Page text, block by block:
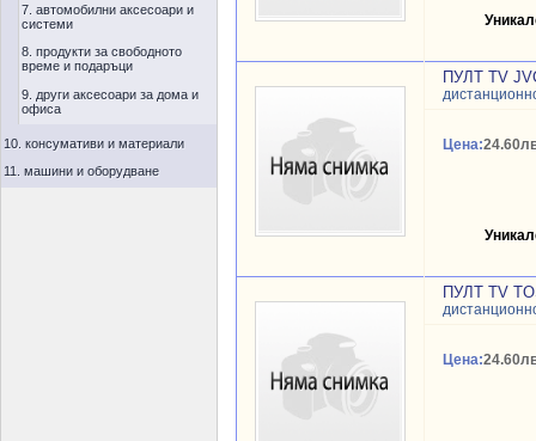
7. автомобилни аксесоари и
системи
8. продукти за свободното
време и подаръци
9. други аксесоари за дома и
офиса
10. консумативи и материали
11. машини и оборудване
ПУЛТ TV
Цена:
ПУЛТ TV
Цена: